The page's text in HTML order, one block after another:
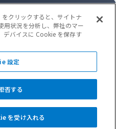
カウント
プライバシーポリシー
をクリックすると、サイトナ
用状況を分析し、弊社のマー
デバイスに Cookie を保存す
設定
否する
を受け入れる